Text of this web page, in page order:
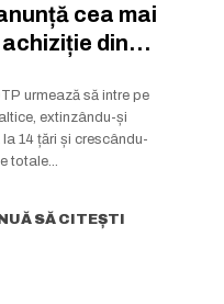
cea mai
din
urmează să intre pe
extinzându-și
14 țări și crescându-
totale...
SĂ CITEȘTI